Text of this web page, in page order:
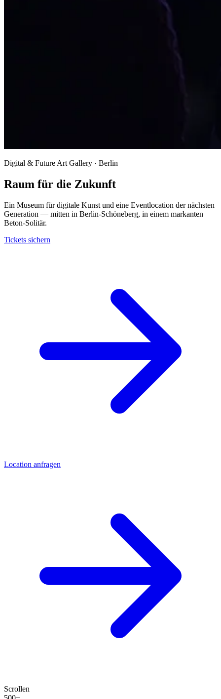
Digital & Future Art Gallery · Berlin
Raum für die Zukunft
Ein Museum für digitale Kunst und eine Eventlocation der nächsten
Generation — mitten in Berlin-Schöneberg, in einem markanten
Beton-Solitär.
Tickets sichern
Location anfragen
Scrollen